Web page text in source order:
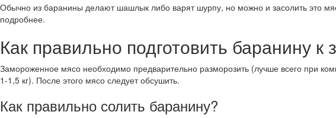
Обычно из баранины делают шашлык либо варят шурпу, но можно и засолить это
подробнее.
Как правильно подготовить баранину к
Замороженное мясо необходимо предварительно разморозить (лучше всего при
1-1,5 кг). После этого мясо следует обсушить.
Как правильно солить баранину?